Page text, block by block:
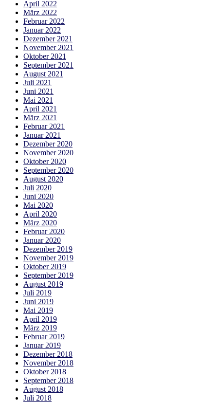
April 2022
März 2022
Februar 2022
Januar 2022
Dezember 2021
November 2021
Oktober 2021
September 2021
August 2021
Juli 2021
Juni 2021
Mai 2021
April 2021
März 2021
Februar 2021
Januar 2021
Dezember 2020
November 2020
Oktober 2020
September 2020
August 2020
Juli 2020
Juni 2020
Mai 2020
April 2020
März 2020
Februar 2020
Januar 2020
Dezember 2019
November 2019
Oktober 2019
September 2019
August 2019
Juli 2019
Juni 2019
Mai 2019
April 2019
März 2019
Februar 2019
Januar 2019
Dezember 2018
November 2018
Oktober 2018
September 2018
August 2018
Juli 2018